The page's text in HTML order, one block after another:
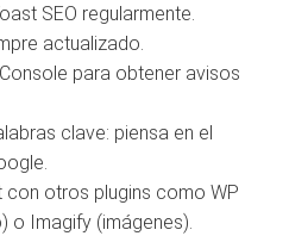
SEO regularmente.
actualizado.
para obtener avisos
clave: piensa en el
con otros plugins como WP
o Imagify (imágenes).